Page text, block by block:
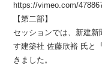
https://vimeo.com/
【第二部】
セッションでは、新建新
す建築社 佐藤欣裕 氏と
きました。